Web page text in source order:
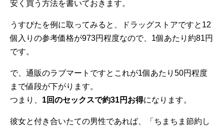
安く買う方法を書いておきます。
うすぴたを例に取ってみると、ドラッグストアですと12
個入りの参考価格が973円程度なので、1個あたり約81円
です。
で、通販のラブマートですとこれが1個あたり50円程度
まで値段が下がります。
つまり、 1回のセックスで約31円お得になります。
彼女と付き合いたての男性であれば、「ちまちま節約し